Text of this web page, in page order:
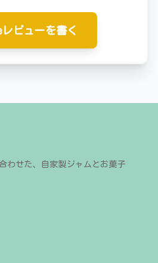
レビューを書く
わせた、自家製ジャムとお菓子